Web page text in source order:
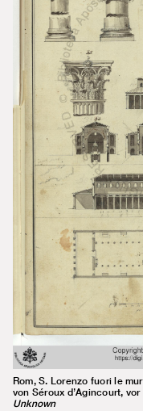
Rom, S. Lorenzo fuori le
von Séroux d’Agincourt,
Unknown